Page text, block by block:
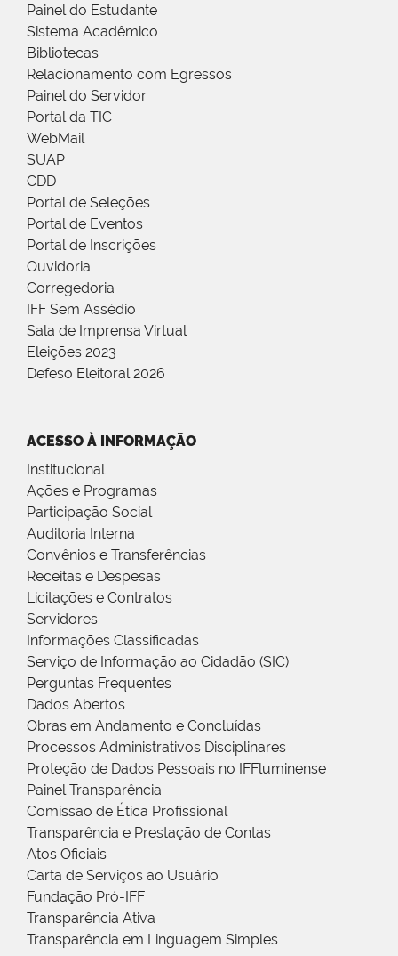
Painel do Estudante
Sistema Acadêmico
Bibliotecas
Relacionamento com Egressos
Painel do Servidor
Portal da TIC
WebMail
SUAP
CDD
Portal de Seleções
Portal de Eventos
Portal de Inscrições
Ouvidoria
Corregedoria
IFF Sem Assédio
Sala de Imprensa Virtual
Eleições 2023
Defeso Eleitoral 2026
ACESSO À INFORMAÇÃO
Institucional
Ações e Programas
Participação Social
Auditoria Interna
Convênios e Transferências
Receitas e Despesas
Licitações e Contratos
Servidores
Informações Classificadas
Serviço de Informação ao Cidadão (SIC)
Perguntas Frequentes
Dados Abertos
Obras em Andamento e Concluídas
Processos Administrativos Disciplinares
Proteção de Dados Pessoais no IFFluminense
Painel Transparência
Comissão de Ética Profissional
Transparência e Prestação de Contas
Atos Oficiais
Carta de Serviços ao Usuário
Fundação Pró-IFF
Transparência Ativa
Transparência em Linguagem Simples